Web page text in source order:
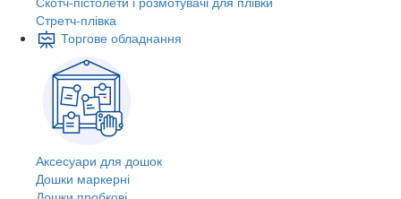
Стретч-плівка
Торгове обладнання
Аксесуари для дошок
Дошки маркерні